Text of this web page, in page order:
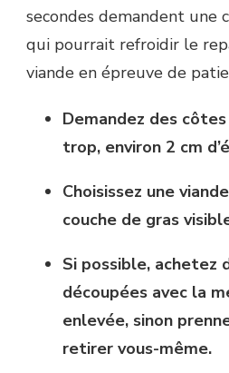
secondes demandent une
qui pourrait refroidir le
viande en épreuve de
Demandez des
trop, environ 2 cm
Choisissez une
couche de gras
Si possible, achetez
découpées avec la
enlevée, sinon
retirer vous-même.